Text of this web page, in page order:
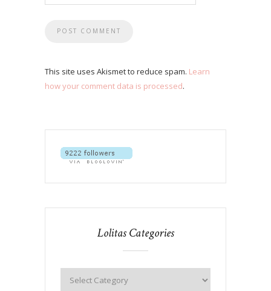
This site uses Akismet to reduce spam. Learn
how your comment data is processed.
Lolitas Categories